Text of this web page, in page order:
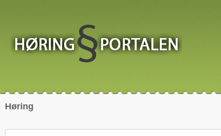
Høring